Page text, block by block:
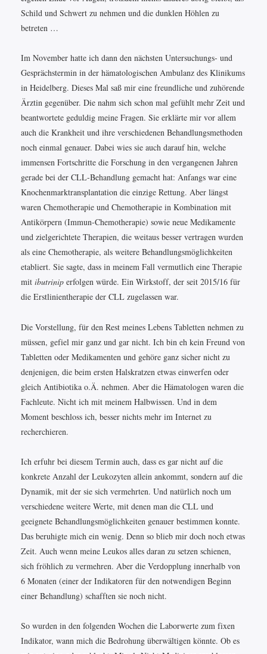
Schild und Schwert zu nehmen und die dunklen Höhlen zu
betreten …
Im November hatte ich dann den nächsten Untersuchungs- und
Gesprächstermin in der hämatologischen Ambulanz des Klinikums
in Heidelberg. Dieses Mal saß mir eine freundliche und zuhörende
Ärztin gegenüber. Die nahm sich schon mal gefühlt mehr Zeit und
beantwortete geduldig meine Fragen. Sie erklärte mir vor allem
auch die Krankheit und ihre verschiedenen Behandlungsmethoden
noch einmal genauer. Dabei wies sie auch darauf hin, welche
immensen Fortschritte die Forschung in den vergangenen Jahren
gerade bei der CLL-Behandlung gemacht hat: Anfangs war eine
Knochenmarktransplantation die einzige Rettung. Aber längst
waren Chemotherapie und Chemotherapie in Kombination mit
Antikörpern (Immun-Chemotherapie) sowie neue Medikamente
und zielgerichtete Therapien, die weitaus besser vertragen wurden
als eine Chemotherapie, als weitere Behandlungsmöglichkeiten
etabliert. Sie sagte, dass in meinem Fall vermutlich eine Therapie
mit ibutrinip erfolgen würde. Ein Wirkstoff, der seit 2015/16 für
die Erstlinientherapie der CLL zugelassen war.
Die Vorstellung, für den Rest meines Lebens Tabletten nehmen zu
müssen, gefiel mir ganz und gar nicht. Ich bin eh kein Freund von
Tabletten oder Medikamenten und gehöre ganz sicher nicht zu
denjenigen, die beim ersten Halskratzen etwas einwerfen oder
gleich Antibiotika o.Ä. nehmen. Aber die Hämatologen waren die
Fachleute. Nicht ich mit meinem Halbwissen. Und in dem
Moment beschloss ich, besser nichts mehr im Internet zu
recherchieren.
Ich erfuhr bei diesem Termin auch, dass es gar nicht auf die
konkrete Anzahl der Leukozyten allein ankommt, sondern auf die
Dynamik, mit der sie sich vermehrten. Und natürlich noch um
verschiedene weitere Werte, mit denen man die CLL und
geeignete Behandlungsmöglichkeiten genauer bestimmen konnte.
Das beruhigte mich ein wenig. Denn so blieb mir doch noch etwas
Zeit. Auch wenn meine Leukos alles daran zu setzen schienen,
sich fröhlich zu vermehren. Aber die Verdopplung innerhalb von
6 Monaten (einer der Indikatoren für den notwendigen Beginn
einer Behandlung) schafften sie noch nicht.
So wurden in den folgenden Wochen die Laborwerte zum fixen
Indikator, wann mich die Bedrohung überwältigen könnte. Ob es